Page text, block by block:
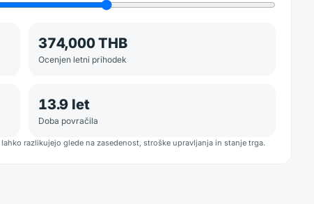
374,000 THB
Ocenjen letni prihodek
13.9 let
Doba povračila
razlikujejo glede na zasedenost, stroške upravljanja in stanje trga.